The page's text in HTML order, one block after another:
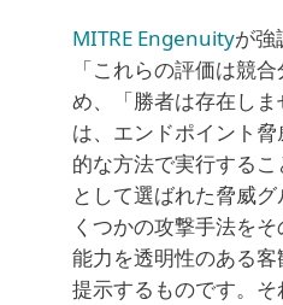
MITRE Engenuityが強
「これらの評価は競
め、「勝者は存在し
は、エンドポイント
的な方法で実行する
として選ばれた脅威
くつかの攻撃手法を
能力を透明性のある
提示するものです。